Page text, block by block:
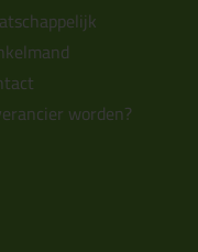
worden?